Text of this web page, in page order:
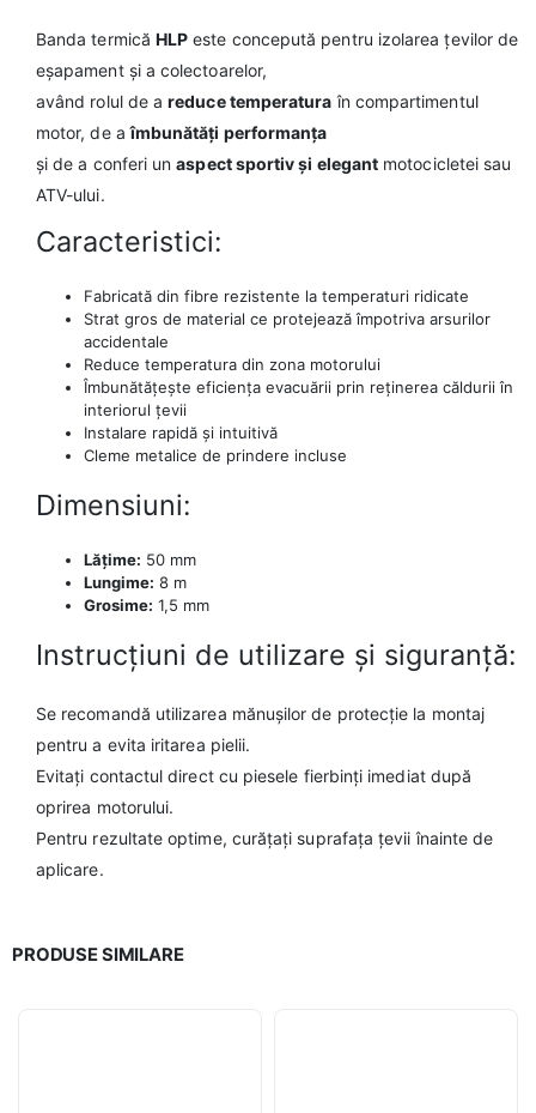
Banda termică HLP este concepută pentru izolarea țevilor de
eșapament și a colectoarelor,
având rolul de areduce temperatura în compartimentul
motor, de aîmbunătăți performanța
și de a conferi unaspect sportiv și elegant motocicletei sau
ATV-ului.
Caracteristici:
Fabricată din fibre rezistente la temperaturi ridicate
Strat gros de material ce protejează împotriva arsurilor
accidentale
Reduce temperatura din zona motorului
Îmbunătățește eficiența evacuării prin reținerea căldurii în
interiorul țevii
Instalare rapidă și intuitivă
Cleme metalice de prindere incluse
Dimensiuni:
Lățime: 50 mm
Lungime: 8 m
Grosime: 1,5 mm
Instrucțiuni de utilizare și siguranță:
Se recomandă utilizarea mănușilor de protecție la montaj
pentru a evita iritarea pielii.
Evitați contactul direct cu piesele fierbinți imediat după
oprirea motorului.
Pentru rezultate optime, curățați suprafața țevii înainte de
aplicare.
PRODUSE SIMILARE